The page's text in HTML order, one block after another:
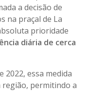
a decisão de
na praçal de La
prioridade
diária de cerca
2022, essa medida
região, permitindo a